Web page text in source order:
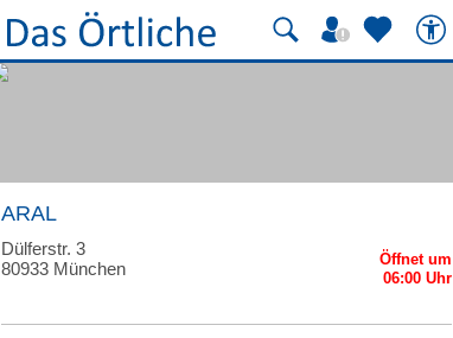
ARAL
Dülferstr. 3
80933 München